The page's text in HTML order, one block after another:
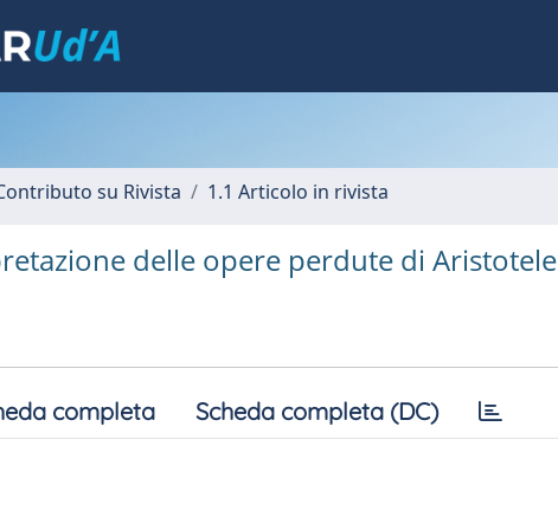
su Rivista 1.1 Articolo in rivista
delle opere perdute di Aristotele
completa Scheda completa (DC)